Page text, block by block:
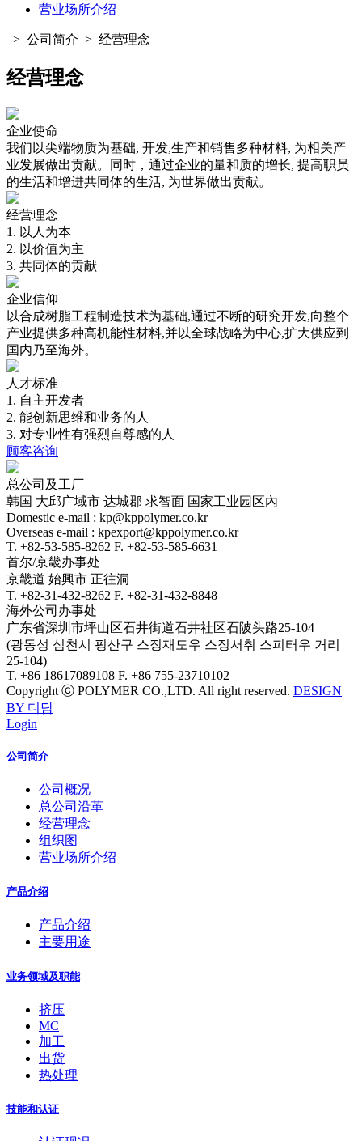
营业场所介绍
> 公司简介 > 经营理念
经营理念
企业使命
我们以尖端物质为基础, 开发,生产和销售多种材料, 为相关产
业发展做出贡献。同时，通过企业的量和质的增长, 提高职员
的生活和增进共同体的生活, 为世界做出贡献。
经营理念
1. 以人为本
2. 以价值为主
3. 共同体的贡献
企业信仰
以合成树脂工程制造技术为基础,通过不断的研究开发,向整个
产业提供多种高机能性材料,并以全球战略为中心,扩大供应到
国内乃至海外。
人才标准
1. 自主开发者
2. 能创新思维和业务的人
3. 对专业性有强烈自尊感的人
顾客咨询
总公司及工厂
韩国 大邱广域市 达城郡 求智面 国家工业园区內
Domestic e-mail : kp@kppolymer.co.kr
Overseas e-mail : kpexport@kppolymer.co.kr
T. +82-53-585-8262 F. +82-53-585-6631
首尔/京畿办事处
京畿道 始興市 正往洞
T. +82-31-432-8262 F. +82-31-432-8848
海外公司办事处
广东省深圳市坪山区石井街道石井社区石陂头路25-104
(광동성 심천시 핑산구 스징재도우 스징서취 스피터우 거리
25-104)
T. +86 18617089108 F. +86 755-23710102
Copyright ⓒ POLYMER CO.,LTD. All right reserved. DESIGN
BY 디담
Login
公司简介
公司概况
总公司沿革
经营理念
组织图
营业场所介绍
产品介绍
产品介绍
主要用途
业务领域及职能
挤压
MC
加工
出货
热处理
技能和认证